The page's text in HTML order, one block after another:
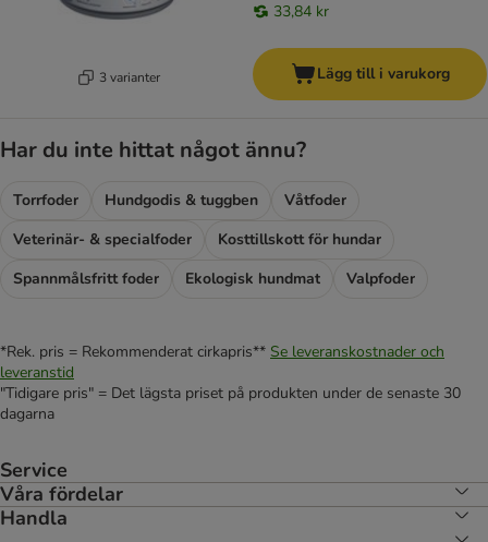
3 varianter
33,84 kr
Lägg till i varukorg
Har du inte hittat något ännu?
Torrfoder Hundgodis & tuggben
Våtfoder
Veterinär- & specialfoder
Kosttillskott för hundar
Spannmålsfritt foder
Ekologisk hundmat Valpfoder
*Rek. pris = Rekommenderat cirkapris** Se leveranskostnader och
leveranstid
"Tidigare pris" = Det lägsta priset på produkten under de senaste 30
dagarna
Service
Våra fördelar
Handla